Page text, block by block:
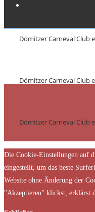
Dömitzer Carneval Club
Dömitzer Carneval Club
Dömitzer Carneval Club
Die Cookie-Einstellungen auf
eingestellt, um das beste
Website ohne Änderung der
"Akzeptieren" klickst, erklärst